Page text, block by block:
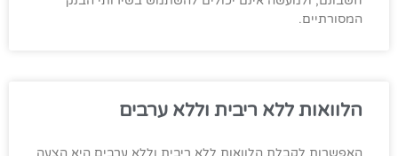
המסורתיים.
הלוואות ללא ריבית וללא ערבים